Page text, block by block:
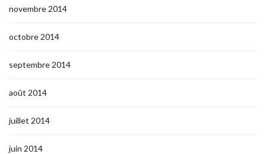
novembre 2014
octobre 2014
septembre 2014
août 2014
juillet 2014
juin 2014